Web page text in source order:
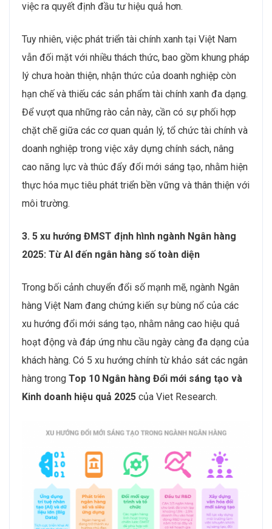
việc ra quyết định đầu tư hiệu quả hơn.
Tuy nhiên, việc phát triển tài chính xanh tại Việt Nam
vẫn đối mặt với nhiều thách thức, bao gồm khung pháp
lý chưa hoàn thiện, nhận thức của doanh nghiệp còn
hạn chế và thiếu các sản phẩm tài chính xanh đa dạng.
Để vượt qua những rào cản này, cần có sự phối hợp
chặt chẽ giữa các cơ quan quản lý, tổ chức tài chính và
doanh nghiệp trong việc xây dựng chính sách, nâng
cao năng lực và thúc đẩy đổi mới sáng tạo, nhằm hiện
thực hóa mục tiêu phát triển bền vững và thân thiện với
môi trường.
3. 5 xu hướng ĐMST định hình ngành Ngân hàng
2025: Từ AI đến ngân hàng số toàn diện
Trong bối cảnh chuyển đổi số mạnh mẽ, ngành Ngân
hàng Việt Nam đang chứng kiến sự bùng nổ của các
xu hướng đổi mới sáng tạo, nhằm nâng cao hiệu quả
hoạt động và đáp ứng nhu cầu ngày càng đa dạng của
khách hàng. Có 5 xu hướng chính từ khảo sát các ngân
hàng trong Top 10 Ngân hàng Đổi mới sáng tạo và
Kinh doanh hiệu quả 2025 của Viet Research.